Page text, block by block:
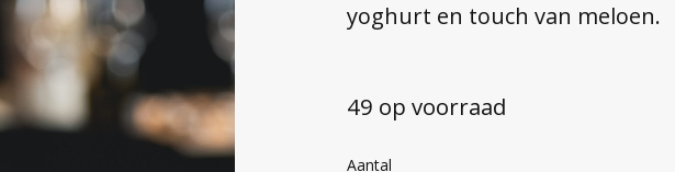
yoghurt en touch van meloen.
49 op voorraad